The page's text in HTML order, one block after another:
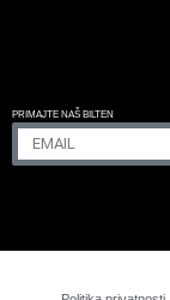
PRIMAJTE NAŠ BILTEN